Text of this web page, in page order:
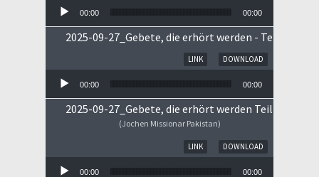
00:00 00:00
2025-09-27_Gebete, die erhört werden - Teil II
DOWNLOAD
LINK
00:00 00:00
2025-09-27_Gebete, die erhört werden Teil I
(Jochen Missionar Pakistan)
DOWNLOAD
LINK
00:00 00:00